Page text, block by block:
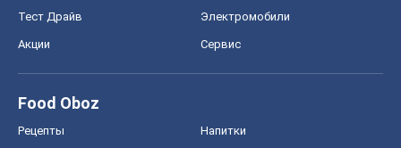
Тест Драйв Электромобили
Акции Сервис
Food Oboz
Рецепты Напитки